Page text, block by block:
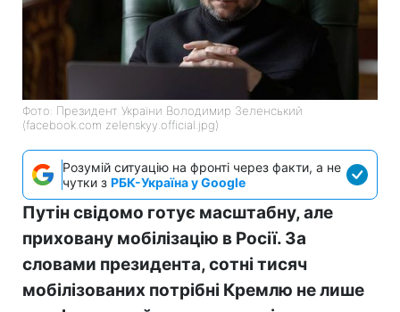
Фото: Президент України Володимир Зеленський
(facebook.com zelenskyy.official.jpg)
Розумій ситуацію на фронті через факти, а не
чутки з РБК-Україна у Google
Путін свідомо готує масштабну, але
приховану мобілізацію в Росії. За
словами президента, сотні тисяч
мобілізованих потрібні Кремлю не лише